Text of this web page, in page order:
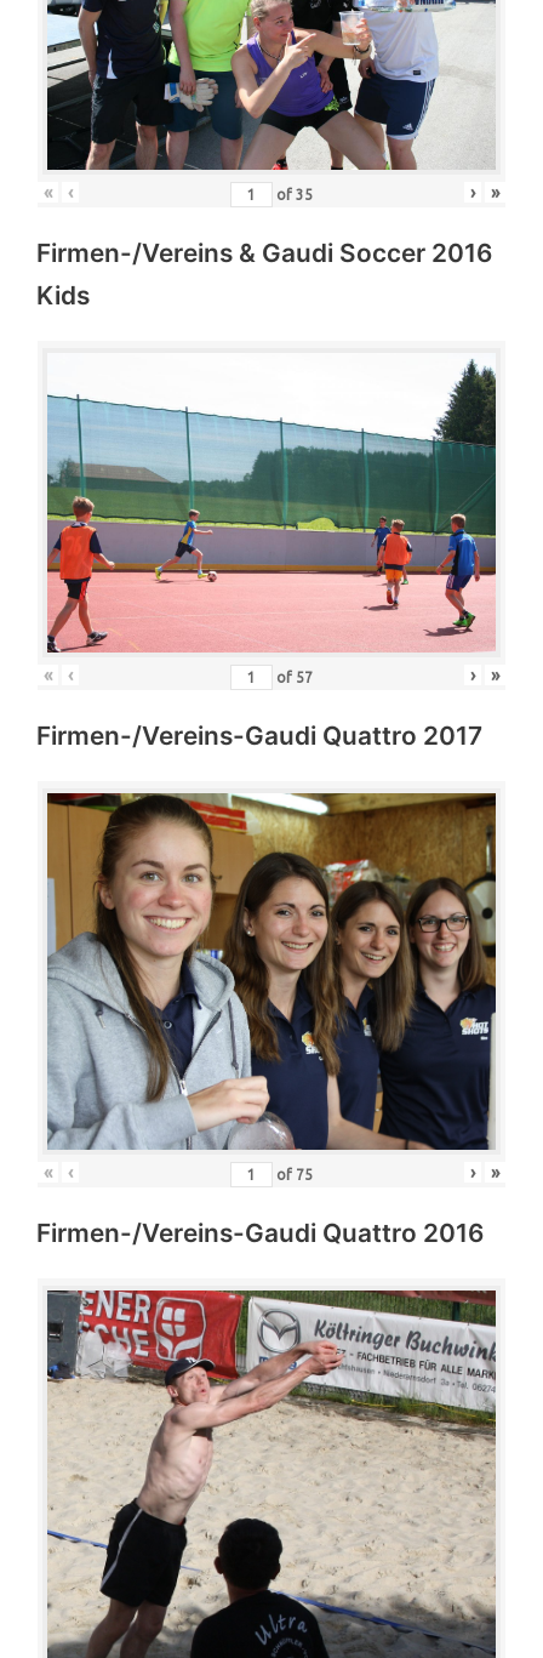
« ‹ of 35 › »
Firmen-/Vereins & Gaudi Soccer 2016
Kids
« ‹ of 57 › »
Firmen-/Vereins-Gaudi Quattro 2017
« ‹ of 75 › »
Firmen-/Vereins-Gaudi Quattro 2016